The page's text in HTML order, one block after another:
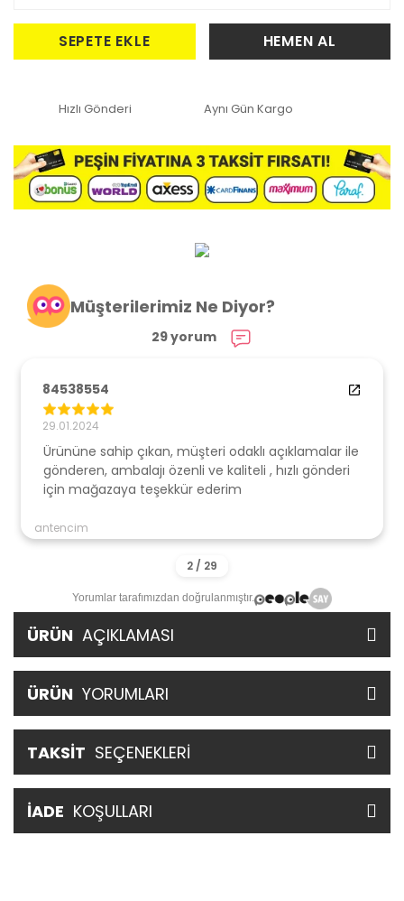
SEPETE EKLE HEMEN AL
Hızlı Gönderi Aynı Gün Kargo
Müşterilerimiz Ne Diyor?
29 yorum
84538554
29.01.2024
Ürününe sahip çıkan, müşteri odaklı açıklamalar ile
gönderen, ambalajı özenli ve kaliteli , hızlı gönderi
için mağazaya teşekkür ederim
antencim
Yorumlar tarafımızdan doğrulanmıştır.
ÜRÜN AÇIKLAMASI
ÜRÜN YORUMLARI
TAKSİT SEÇENEKLERİ
İADE KOŞULLARI